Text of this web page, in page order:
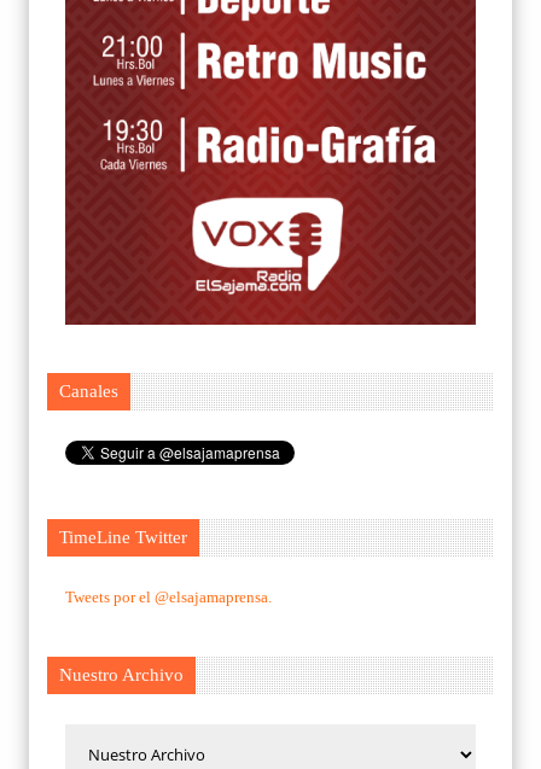
Canales
TimeLine Twitter
Tweets por el @elsajamaprensa.
Nuestro Archivo